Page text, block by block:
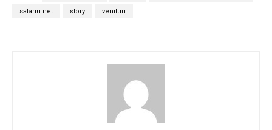
salariu net story venituri